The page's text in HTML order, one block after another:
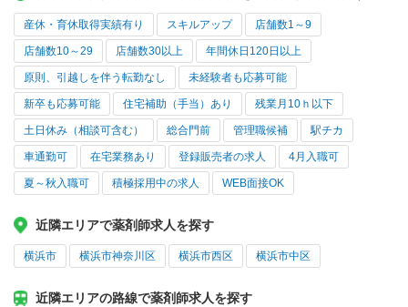
産休・育休取得実績有り スキルアップ 店舗数1～9
店舗数10～29 店舗数30以上 年間休日120日以上
原則、引越しを伴う転勤なし 未経験者も応募可能
新卒も応募可能 住宅補助（手当）あり 残業月10ｈ以下
土日休み（相談可含む） 総合門前 管理職候補 駅チカ
車通勤可 在宅業務あり 登録販売者の求人 4月入職可
夏～秋入職可 積極採用中の求人 WEB面接OK
近隣エリアで薬剤師求人を探す
横浜市 横浜市神奈川区 横浜市西区 横浜市中区
近隣エリアの路線で薬剤師求人を探す